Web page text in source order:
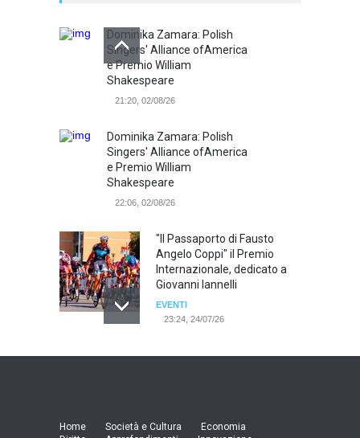
Dominika Zamara: Polish
Singers' Alliance ofAmerica
e Premio William
Shakespeare
21:20, 02/08/26
Dominika Zamara: Polish
Singers' Alliance ofAmerica
e Premio William
Shakespeare
22:06, 02/08/26
"Il Passaporto di Fausto
Angelo Coppi" il Premio
Internazionale, dedicato a
Giovanni Iannelli
EVENTI
23:24, 24/07/26
RIMINI, PRIMO CONVEGNO
EVENTI
19:44, 24/07/26
Home Società e Cultura
Economia